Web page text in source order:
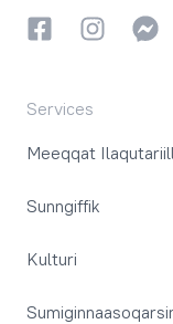
FacebookkiInstagrammi
Services
Meeqqat
Sunngiffik
Kulturi